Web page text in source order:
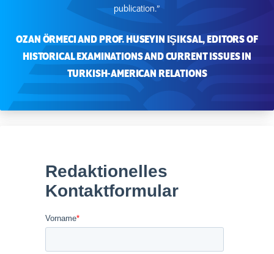
publication.”
OZAN ÖRMECI AND PROF. HUSEYIN IŞIKSAL, EDITORS OF
HISTORICAL EXAMINATIONS AND CURRENT ISSUES IN
TURKISH-AMERICAN RELATIONS